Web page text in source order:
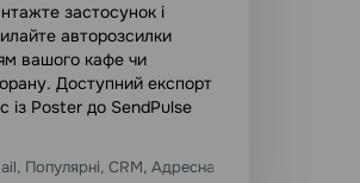
застосунок і
авторозсилки
вашого кафе чи
Доступний експорт
із Poster до SendPulse
Популярні, CRM, Адресна книга